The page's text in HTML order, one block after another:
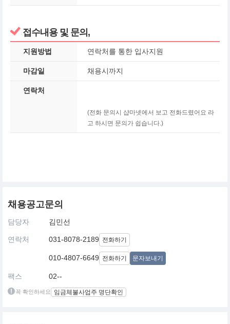
접수내용 및 문의,
지원방법 연락처를 통한 입사지원
마감일 채용시까지
연락처
(전화 문의시 샵마넷에서 보고 전화드렸어요 라
고 하시면 문의가 쉽습니다.)
채용공고문의
담당자 김민선
연락처 031-8078-2189 전화하기
010-4807-6649 전화하기 문자보내기
팩스 02--
꼭 확인하세요 임금체불사업주 명단확인